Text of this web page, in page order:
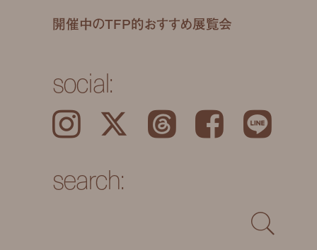
開催中のTFP的おすすめ展覧会
social:
Instagram 𝕏 Threads Facebook LINE
search: